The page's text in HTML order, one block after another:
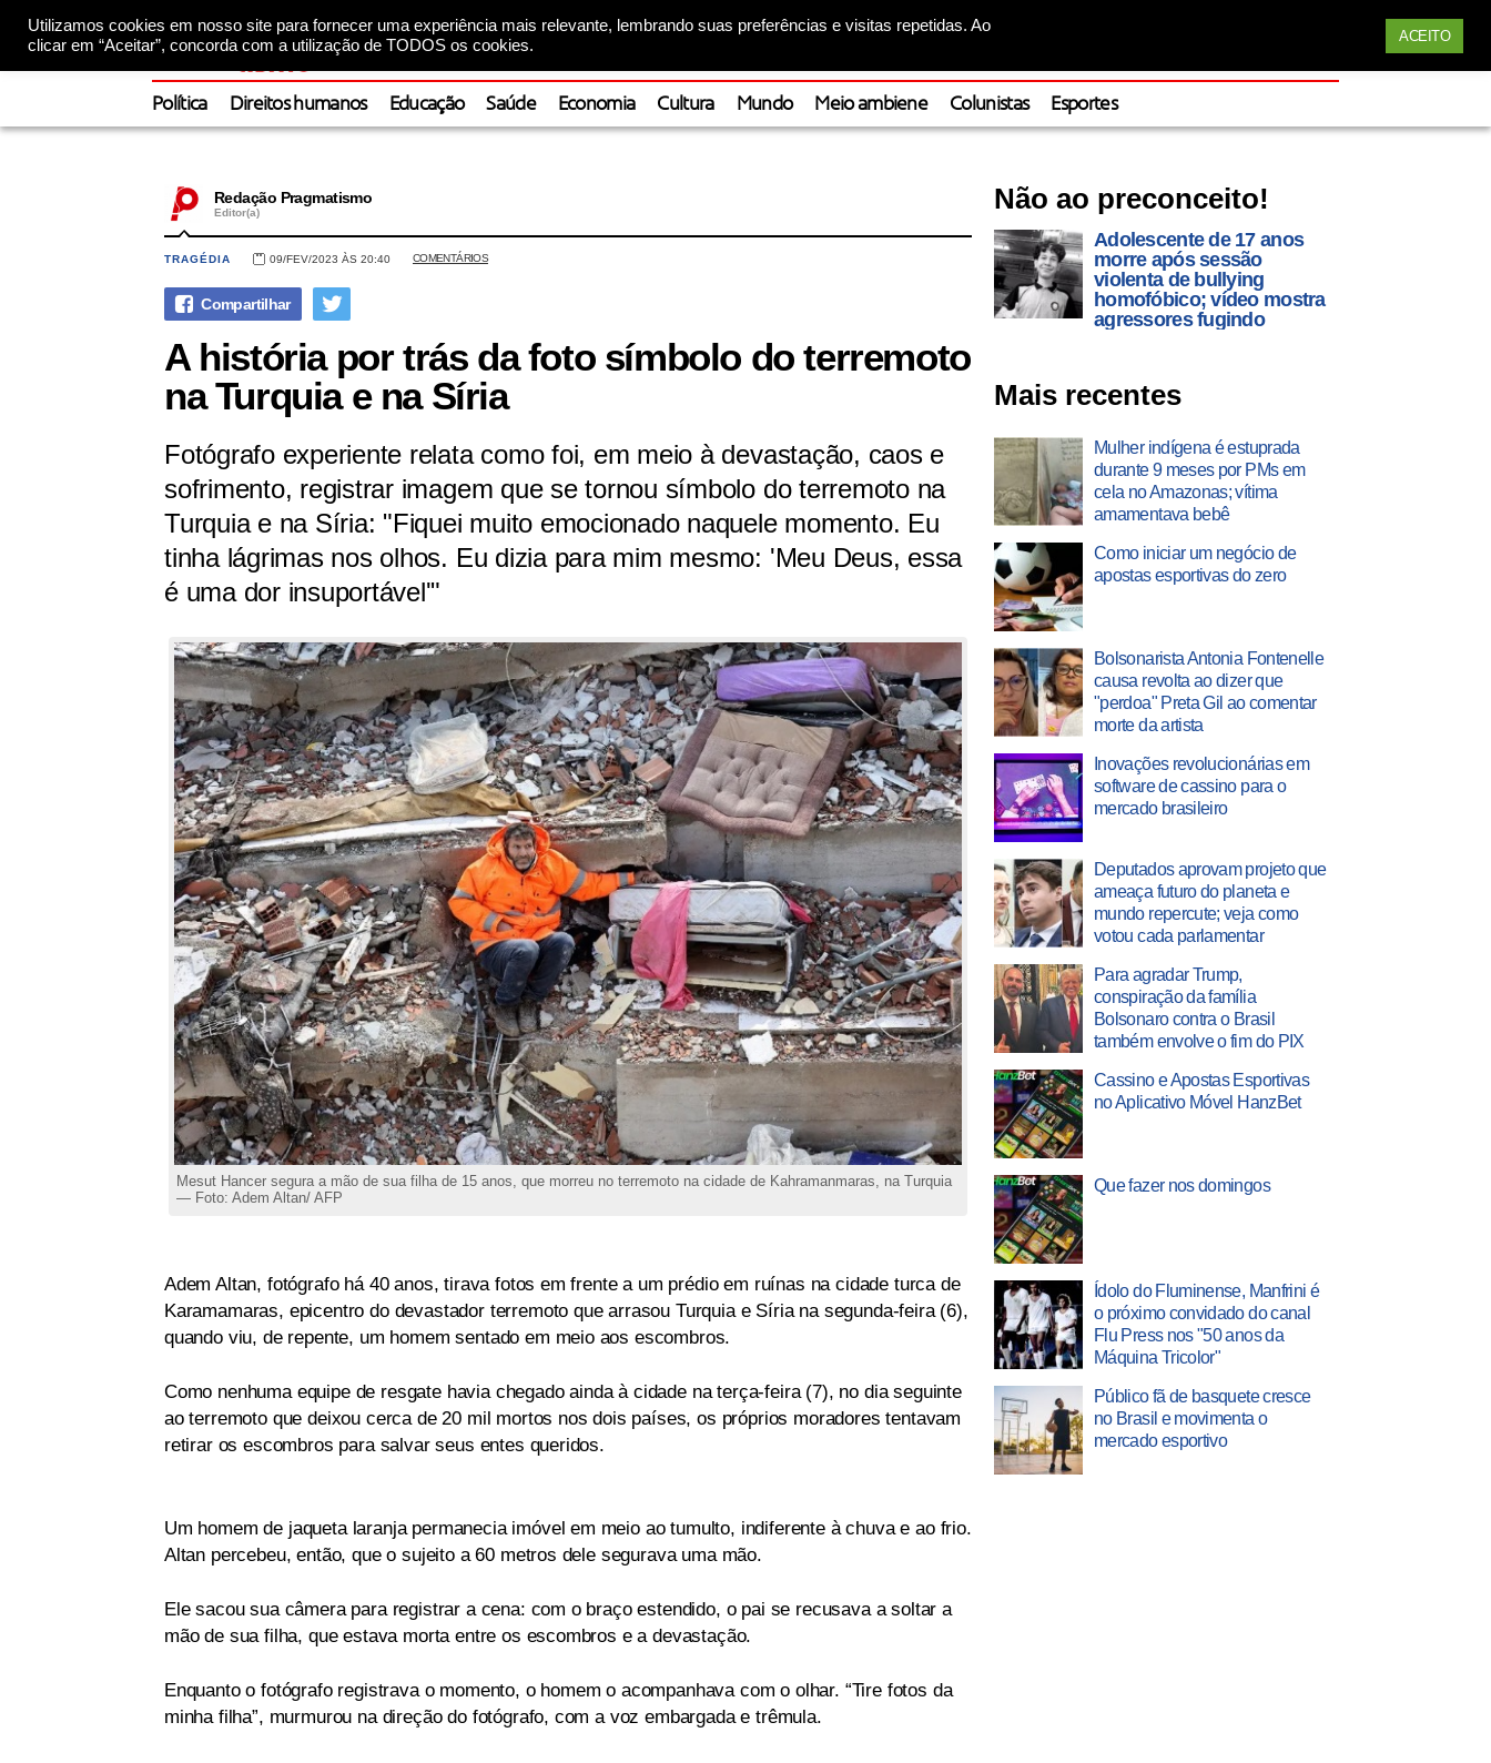
Utilizamos cookies em nosso site para fornecer uma experiência mais relevante, lembrando suas preferências e visitas repetidas. Ao
clicar em “Aceitar”, concorda com a utilização de TODOS os cookies.
ACEITO
Política Direitos humanos Educação Saúde Economia Cultura Mundo Meio ambiene Colunistas Esportes
Redação Pragmatismo
Editor(a)
TRAGÉDIA 09/FEV/2023 ÀS 20:40 COMENTÁRIOS
A história por trás da foto símbolo do terremoto
na Turquia e na Síria
Fotógrafo experiente relata como foi, em meio à devastação, caos e
sofrimento, registrar imagem que se tornou símbolo do terremoto na
Turquia e na Síria: "Fiquei muito emocionado naquele momento. Eu
tinha lágrimas nos olhos. Eu dizia para mim mesmo: 'Meu Deus, essa
é uma dor insuportável'"
Mesut Hancer segura a mão de sua filha de 15 anos, que morreu no terremoto na cidade de Kahramanmaras, na Turquia
— Foto: Adem Altan/ AFP
Adem Altan, fotógrafo há 40 anos, tirava fotos em frente a um prédio em ruínas na cidade turca de
Karamamaras, epicentro do devastador terremoto que arrasou Turquia e Síria na segunda-feira (6),
quando viu, de repente, um homem sentado em meio aos escombros.
Como nenhuma equipe de resgate havia chegado ainda à cidade na terça-feira (7), no dia seguinte
ao terremoto que deixou cerca de 20 mil mortos nos dois países, os próprios moradores tentavam
retirar os escombros para salvar seus entes queridos.
Um homem de jaqueta laranja permanecia imóvel em meio ao tumulto, indiferente à chuva e ao frio.
Altan percebeu, então, que o sujeito a 60 metros dele segurava uma mão.
Ele sacou sua câmera para registrar a cena: com o braço estendido, o pai se recusava a soltar a
mão de sua filha, que estava morta entre os escombros e a devastação.
Enquanto o fotógrafo registrava o momento, o homem o acompanhava com o olhar. “Tire fotos da
minha filha”, murmurou na direção do fotógrafo, com a voz embargada e trêmula.
Não ao preconceito!
Adolescente de 17 anos
morre após sessão
violenta de bullying
homofóbico; vídeo mostra
agressores fugindo
Mais recentes
Mulher indígena é estuprada
durante 9 meses por PMs em
cela no Amazonas; vítima
amamentava bebê
Como iniciar um negócio de
apostas esportivas do zero
Bolsonarista Antonia Fontenelle
causa revolta ao dizer que
"perdoa" Preta Gil ao comentar
morte da artista
Inovações revolucionárias em
software de cassino para o
mercado brasileiro
Deputados aprovam projeto que
ameaça futuro do planeta e
mundo repercute; veja como
votou cada parlamentar
Para agradar Trump,
conspiração da família
Bolsonaro contra o Brasil
também envolve o fim do PIX
Cassino e Apostas Esportivas
no Aplicativo Móvel HanzBet
Que fazer nos domingos
Ídolo do Fluminense, Manfrini é
o próximo convidado do canal
Flu Press nos "50 anos da
Máquina Tricolor"
Público fã de basquete cresce
no Brasil e movimenta o
mercado esportivo